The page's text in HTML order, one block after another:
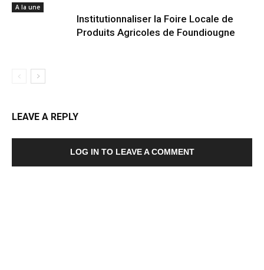
A la une
Institutionnaliser la Foire Locale de
Produits Agricoles de Foundiougne
LEAVE A REPLY
LOG IN TO LEAVE A COMMENT